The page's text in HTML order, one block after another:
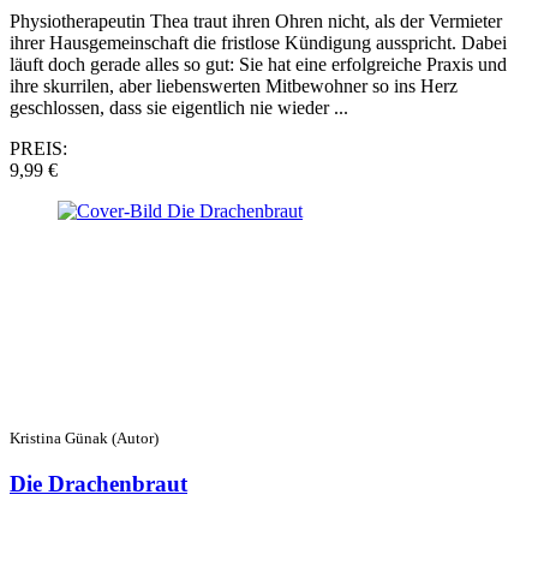
Physiotherapeutin Thea traut ihren Ohren nicht, als der Vermieter
ihrer Hausgemeinschaft die fristlose Kündigung ausspricht. Dabei
läuft doch gerade alles so gut: Sie hat eine erfolgreiche Praxis und
ihre skurrilen, aber liebenswerten Mitbewohner so ins Herz
geschlossen, dass sie eigentlich nie wieder ...
PREIS:
9,99 €
Kristina Günak (Autor)
Die Drachenbraut